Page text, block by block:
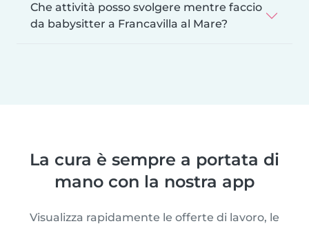
Che attività posso svolgere mentre faccio
da babysitter a Francavilla al Mare?
La cura è sempre a portata di
mano con la nostra app
Visualizza rapidamente le offerte di lavoro, le